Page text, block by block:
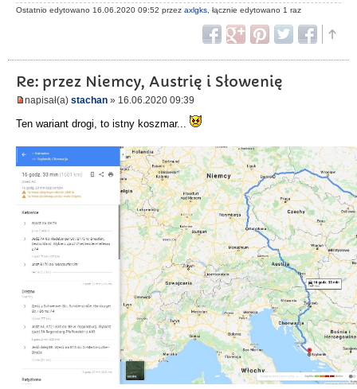
Ostatnio edytowano 16.06.2020 09:52 przez axlgks , łącznie edytowano 1 raz
Re: przez Niemcy, Austrię i Słowenię
napisał(a) stachan » 16.06.2020 09:39
Ten wariant drogi, to istny koszmar...